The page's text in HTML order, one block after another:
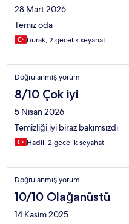
28 Mart 2026
Temiz oda
burak, 2 gecelik seyahat
Doğrulanmış yorum
8/10 Çok iyi
5 Nisan 2026
Temizliği iyi biraz bakımsızdı
Hadil, 2 gecelik seyahat
Doğrulanmış yorum
10/10 Olağanüstü
14 Kasım 2025